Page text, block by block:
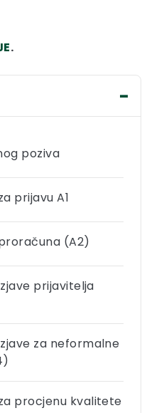
.
poziva
prijavu A1
(A2)
prijavitelja
za neformalne
procjenu kvalitete